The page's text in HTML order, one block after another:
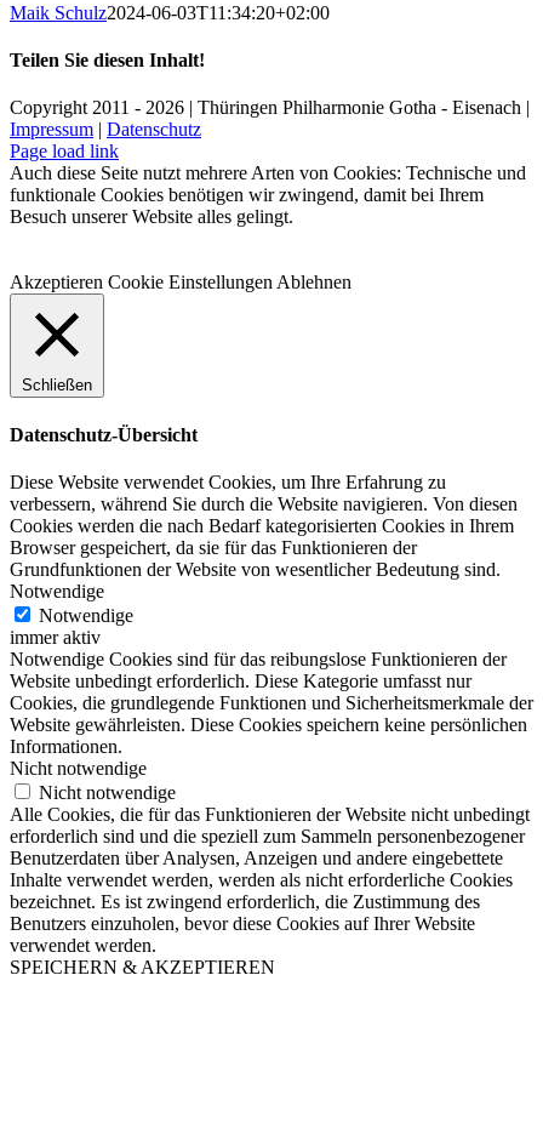
Maik Schulz2024-06-03T11:34:20+02:00
Teilen Sie diesen Inhalt!
Facebook
X
LinkedIn
E-
Mail
Copyright 2011 - 2026 | Thüringen Philharmonie Gotha - Eisenach |
Impressum | Datenschutz
Facebook
Instagram
WhatsApp
YouTube
E-
Mail
Telefon
Page load link
Auch diese Seite nutzt mehrere Arten von Cookies: Technische und
funktionale Cookies benötigen wir zwingend, damit bei Ihrem
Besuch unserer Website alles gelingt.
Akzeptieren Cookie Einstellungen Ablehnen
Schließen
Datenschutz-Übersicht
Diese Website verwendet Cookies, um Ihre Erfahrung zu
verbessern, während Sie durch die Website navigieren. Von diesen
Cookies werden die nach Bedarf kategorisierten Cookies in Ihrem
Browser gespeichert, da sie für das Funktionieren der
Grundfunktionen der Website von wesentlicher Bedeutung sind.
Notwendige
Notwendige
immer aktiv
Notwendige Cookies sind für das reibungslose Funktionieren der
Website unbedingt erforderlich. Diese Kategorie umfasst nur
Cookies, die grundlegende Funktionen und Sicherheitsmerkmale der
Website gewährleisten. Diese Cookies speichern keine persönlichen
Informationen.
Nicht notwendige
Nicht notwendige
Alle Cookies, die für das Funktionieren der Website nicht unbedingt
erforderlich sind und die speziell zum Sammeln personenbezogener
Benutzerdaten über Analysen, Anzeigen und andere eingebettete
Inhalte verwendet werden, werden als nicht erforderliche Cookies
bezeichnet. Es ist zwingend erforderlich, die Zustimmung des
Benutzers einzuholen, bevor diese Cookies auf Ihrer Website
verwendet werden.
SPEICHERN & AKZEPTIEREN